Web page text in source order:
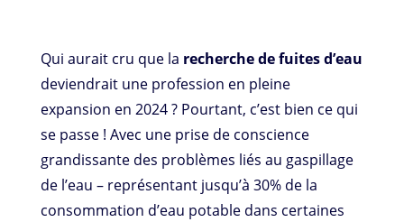
Qui aurait cru que la recherche de fuites d’eau
deviendrait une profession en pleine
expansion en 2024 ? Pourtant, c’est bien ce qui
se passe ! Avec une prise de conscience
grandissante des problèmes liés au gaspillage
de l’eau – représentant jusqu’à 30% de la
consommation d’eau potable dans certaines